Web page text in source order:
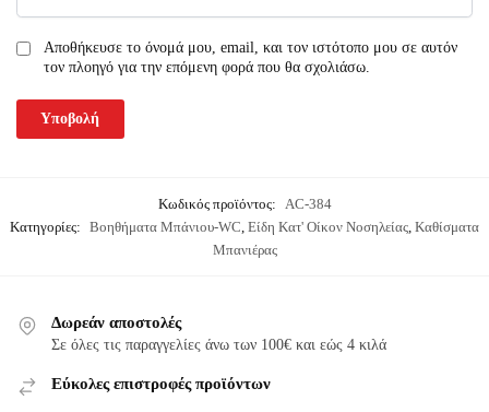
Αποθήκευσε το όνομά μου, email, και τον ιστότοπο μου σε αυτόν
τον πλοηγό για την επόμενη φορά που θα σχολιάσω.
Κωδικός προϊόντος: AC-384
Κατηγορίες: Βοηθήματα Μπάνιου-WC, Είδη Κατ' Οίκον Νοσηλείας, Καθίσματα
Μπανιέρας
Δωρεάν αποστολές
Σε όλες τις παραγγελίες άνω των 100€ και εώς 4 κιλά
Εύκολες επιστροφές προϊόντων